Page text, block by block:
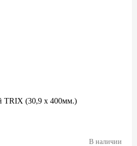
TRIX (30,9 х 400мм.)
В наличии